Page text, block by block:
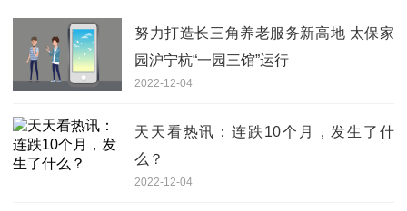
努力打造长三角养老服务新高地 太保家
园沪宁杭“一园三馆”运行
2022-12-04
天天看热讯：连跌10个月，发生了什
么？
2022-12-04